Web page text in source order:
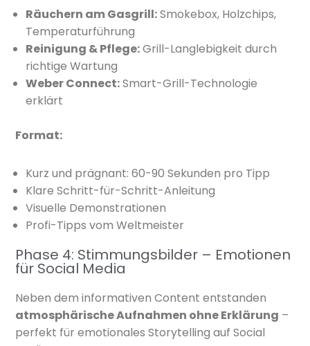
Räuchern am Gasgrill:Smokebox, Holzchips,
Temperaturführung
Reinigung & Pflege:Grill-Langlebigkeit durch
richtige Wartung
Weber Connect:Smart-Grill-Technologie
erklärt
Format:
Kurz und prägnant: 60-90 Sekunden pro Tipp
Klare Schritt-für-Schritt-Anleitung
Visuelle Demonstrationen
Profi-Tipps vom Weltmeister
Phase 4: Stimmungsbilder – Emotionen
für Social Media
Neben dem informativen Content entstanden
atmosphärische Aufnahmen ohne Erklärung –
perfekt für emotionales Storytelling auf Social